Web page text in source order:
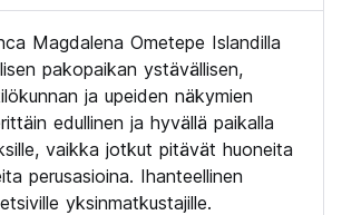
Magdalena Ometepe Islandilla
pakopaikan ystävällisen,
ja upeiden näkymien
edullinen ja hyvällä paikalla
vaikka jotkut pitävät huoneita
perusasioina. Ihanteellinen
yksinmatkustajille.